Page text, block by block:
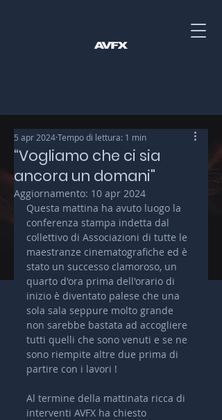
“Vogliamo che ci sia
ancora un domani"
5 apr 2024Tempo di lettura: 1 min
Aggiornamento: 10 apr 2024
Questa mattina ha avuto luogo la
conferenza stampa indetta dal
collettivo di Associazioni di tutte le
maestranze cinematografiche ed è
stato un successo clamoroso, un
quarto d'ora prima dell'orario di
inizio è diventato palese che una
sola sala seppure molto grande
non sarebbe bastata ad accogliere
tutti quelli che sono venuti e se ne
sono riempite altre due prima di
partire con i lavori !
Al termine della mattinata ricca di
interventi AVFX ha chiesto